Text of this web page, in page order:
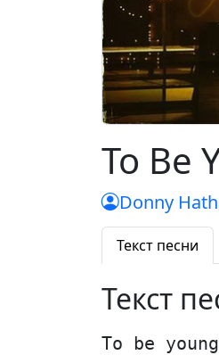
To Be
Donny
Текст песни
Текст
To be